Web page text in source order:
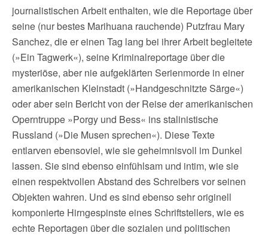
journalistischen Arbeit enthalten, wie die Reportage über
seine (nur bestes Marihuana rauchende) Putzfrau Mary
Sanchez, die er einen Tag lang bei ihrer Arbeit begleitete
(»Ein Tagwerk«), seine Kriminalreportage über die
mysteriöse, aber nie aufgeklärten Serienmorde in einer
amerikanischen Kleinstadt (»Handgeschnitzte Särge«)
oder aber sein Bericht von der Reise der amerikanischen
Operntruppe »Porgy und Bess« ins stalinistische
Russland (»Die Musen sprechen«). Diese Texte
entlarven ebensoviel, wie sie geheimnisvoll im Dunkel
lassen. Sie sind ebenso einfühlsam und intim, wie sie
einen respektvollen Abstand des Schreibers vor seinen
Objekten wahren. Und es sind ebenso sehr originell
komponierte Hirngespinste eines Schriftstellers, wie es
echte Reportagen über die sozialen und politischen